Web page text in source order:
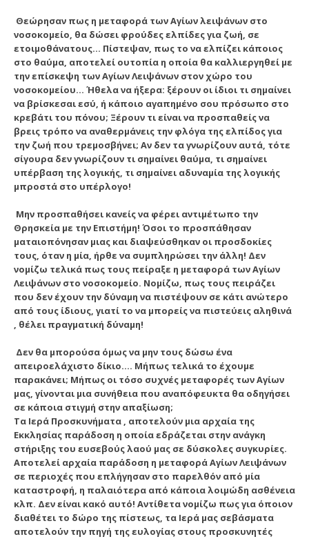
Θεώρησαν πως η μεταφορά των Αγίων λειψάνων στο
νοσοκομείο, θα δώσει φρούδες ελπίδες για ζωή, σε
ετοιμοθάνατους… Πίστεψαν, πως το να ελπίζει κάποιος
στο θαύμα, αποτελεί ουτοπία η οποία θα καλλιεργηθεί με
την επίσκεψη των Αγίων Λειψάνων στον χώρο του
νοσοκομείου… Ήθελα να ήξερα: ξέρουν οι ίδιοι τι σημαίνει
να βρίσκεσαι εσύ, ή κάποιο αγαπημένο σου πρόσωπο στο
κρεβάτι του πόνου; Ξέρουν τι είναι να προσπαθείς να
βρεις τρόπο να αναθερμάνεις την φλόγα της ελπίδος για
την ζωή που τρεμοσβήνει; Αν δεν τα γνωρίζουν αυτά, τότε
σίγουρα δεν γνωρίζουν τι σημαίνει θαύμα, τι σημαίνει
υπέρβαση της λογικής, τι σημαίνει αδυναμία της λογικής
μπροστά στο υπέρλογο!
Μην προσπαθήσει κανείς να φέρει αντιμέτωπο την
Θρησκεία με την Επιστήμη! Όσοι το προσπάθησαν
ματαιοπόνησαν μιας και διαψεύσθηκαν οι προσδοκίες
τους, όταν η μία, ήρθε να συμπληρώσει την άλλη! Δεν
νομίζω τελικά πως τους πείραξε η μεταφορά των Αγίων
Λειψάνων στο νοσοκομείο. Νομίζω, πως τους πειράζει
που δεν έχουν την δύναμη να πιστέψουν σε κάτι ανώτερο
από τους ίδιους, γιατί το να μπορείς να πιστεύεις αληθινά
, θέλει πραγματική δύναμη!
Δεν θα μπορούσα όμως να μην τους δώσω ένα
απειροελάχιστο δίκιο…. Μήπως τελικά το έχουμε
παρακάνει; Μήπως οι τόσο συχνές μεταφορές των Αγίων
μας, γίνονται μια συνήθεια που αναπόφευκτα θα οδηγήσει
σε κάποια στιγμή στην απαξίωση;
Τα Ιερά Προσκυνήματα , αποτελούν μια αρχαία της
Εκκλησίας παράδοση η οποία εδράζεται στην ανάγκη
στήριξης του ευσεβούς λαού μας σε δύσκολες συγκυρίες.
Αποτελεί αρχαία παράδοση η μεταφορά Αγίων Λειψάνων
σε περιοχές που επλήγησαν στο παρελθόν από μία
καταστροφή, η παλαιότερα από κάποια λοιμώδη ασθένεια
κλπ. Δεν είναι κακό αυτό! Αντίθετα νομίζω πως για όποιον
διαθέτει το δώρο της πίστεως, τα Ιερά μας σεβάσματα
αποτελούν την πηγή της ευλογίας στους προσκυνητές